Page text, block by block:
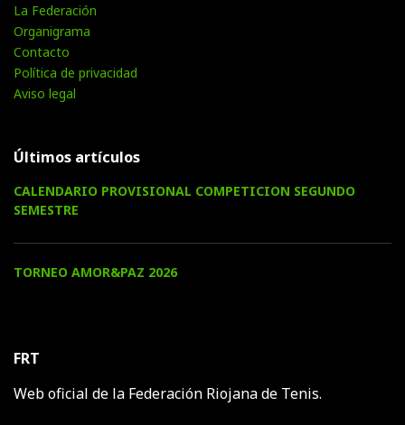
La Federación
Organigrama
Contacto
Política de privacidad
Aviso legal
Últimos artículos
CALENDARIO PROVISIONAL COMPETICION SEGUNDO
SEMESTRE
TORNEO AMOR&PAZ 2026
FRT
Web oficial de la Federación Riojana de Tenis.